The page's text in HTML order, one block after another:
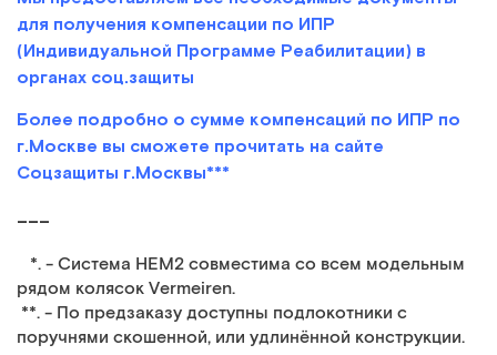
для получения компенсации по ИПР
(Индивидуальной Программе Реабилитации) в
органах соц.защиты
Более подробно о сумме компенсаций по ИПР по
г.Москве вы сможете прочитать на сайте
Соцзащиты г.Москвы***
*. - Система HEM2 совместима со всем модельным
рядом колясок Vermeiren.
**. - По предзаказу доступны подлокотники с
поручнями скошенной, или удлинённой конструкции.